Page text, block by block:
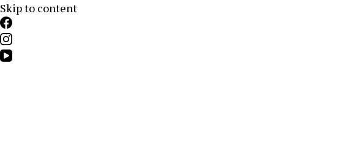
Skip to content